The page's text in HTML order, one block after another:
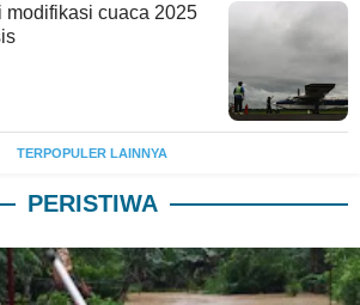
modifikasi cuaca 2025
TERPOPULER LAINNYA
PERISTIWA